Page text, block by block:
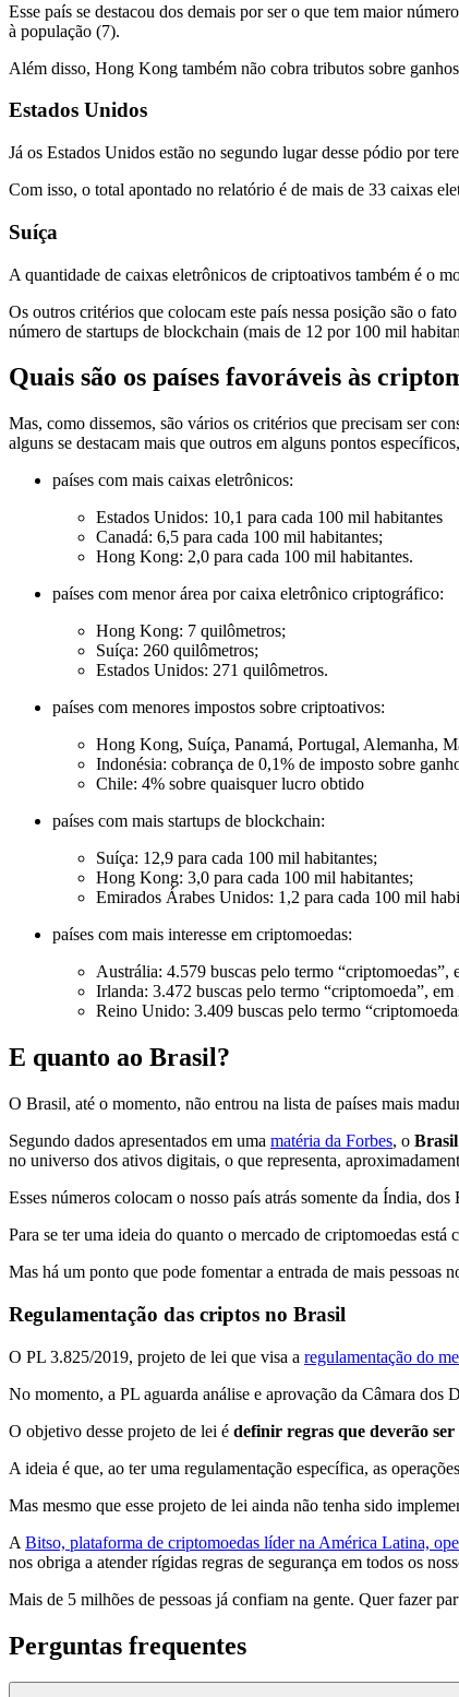
Esse país se destacou dos demais por ser o que tem maior
à população (7).
Além disso, Hong Kong também não cobra tributos sobre
Estados Unidos
Já os Estados Unidos estão no segundo lugar desse pódio por
Com isso, o total apontado no relatório é de mais de 33 caixas
Suíça
A quantidade de caixas eletrônicos de criptoativos também é o
Os outros critérios que colocam este país nessa posição são o
número de startups de blockchain (mais de 12 por 100 mil
Quais são os países favoráveis às
Mas, como dissemos, são vários os critérios que precisam ser
alguns se destacam mais que outros em alguns pontos
países com mais caixas eletrônicos:
Estados Unidos: 10,1 para cada 100 mil habitantes
Canadá: 6,5 para cada 100 mil habitantes;
Hong Kong: 2,0 para cada 100 mil habitantes.
países com menor área por caixa eletrônico criptográfico:
Hong Kong: 7 quilômetros;
Suíça: 260 quilômetros;
Estados Unidos: 271 quilômetros.
países com menores impostos sobre criptoativos:
Hong Kong, Suíça, Panamá, Portugal, Alemanha,
Indonésia: cobrança de 0,1% de imposto sobre
Chile: 4% sobre quaisquer lucro obtido
países com mais startups de blockchain:
Suíça: 12,9 para cada 100 mil habitantes;
Hong Kong: 3,0 para cada 100 mil habitantes;
Emirados Árabes Unidos: 1,2 para cada 100 mil
países com mais interesse em criptomoedas:
Austrália: 4.579 buscas pelo termo “criptomoedas”,
Irlanda: 3.472 buscas pelo termo “criptomoeda”,
Reino Unido: 3.409 buscas pelo termo
E quanto ao Brasil?
O Brasil, até o momento, não entrou na lista de países mais
Segundo dados apresentados em uma matéria da Forbes, o Brasil
no universo dos ativos digitais, o que representa,
Esses números colocam o nosso país atrás somente da Índia,
Para se ter uma ideia do quanto o mercado de criptomoedas
Mas há um ponto que pode fomentar a entrada de mais pessoas
Regulamentação das criptos no Brasil
O PL 3.825/2019, projeto de lei que visa a regulamentação do
No momento, a PL aguarda análise e aprovação da Câmara dos
O objetivo desse projeto de lei é definir regras que deverão ser
A ideia é que, ao ter uma regulamentação específica, as
Mas mesmo que esse projeto de lei ainda não tenha sido
A Bitso, plataforma de criptomoedas líder na América Latina,
nos obriga a atender rígidas regras de segurança em todos os
Mais de 5 milhões de pessoas já confiam na gente. Quer fazer
Perguntas frequentes